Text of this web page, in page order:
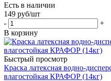
Есть в наличии
149 руб/шт
-
+
В корзину
Быстрый просмотр
Краска латексная водно-
влагостойкая КРАФОР (14кг)